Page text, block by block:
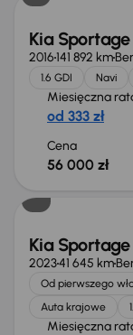
Kia Sportage
2016141 892 km
1.6 GDI Navi
Miesięczna
od 333 zł
Cena
56 000 zł
Taniej o 1 000 zł
Kia Sportage
202341 645 km
Od pierwszego
Auta krajowe
Miesięczna